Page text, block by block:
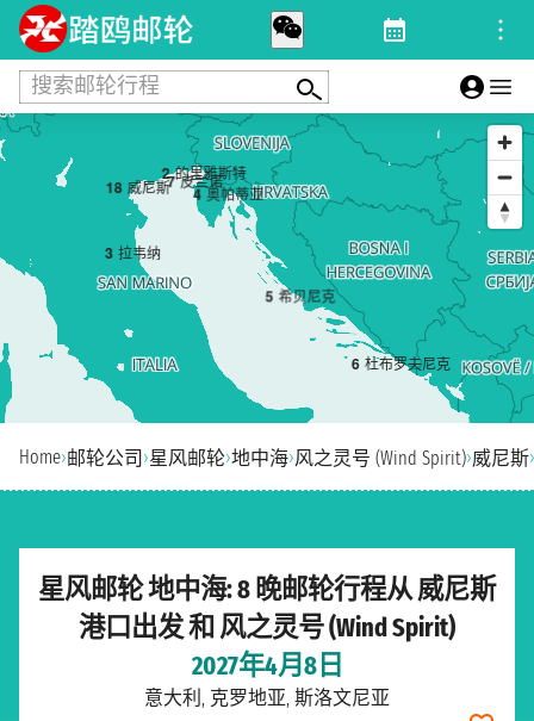
搜索邮轮行程
18 威尼斯
2 的里雅斯特
3 拉韦纳
4 奥帕蒂亚
5 希贝尼克
6 杜布罗夫尼克
7 皮兰诺
Home›邮轮公司 ›星风邮轮›地中海›风之灵号 (Wind Spirit)›威尼斯›
星风邮轮 地中海: 8 晚邮轮行程从 威尼斯
港口出发 和 风之灵号 (Wind Spirit)
2027年4月8日
意大利, 克罗地亚, 斯洛文尼亚